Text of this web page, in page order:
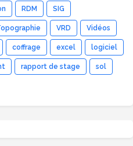
RDM SIG
VRD Vidéos
coffrage excel logiciel
rapport de stage sol